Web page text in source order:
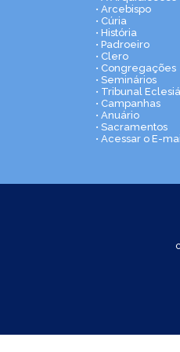
• Arcebispo
• Cúria
• História
• Padroeiro
• Clero
• Congregações
• Seminários
• Tribunal
• Campanhas
• Anuário
• Sacramentos
• Acessar o E-